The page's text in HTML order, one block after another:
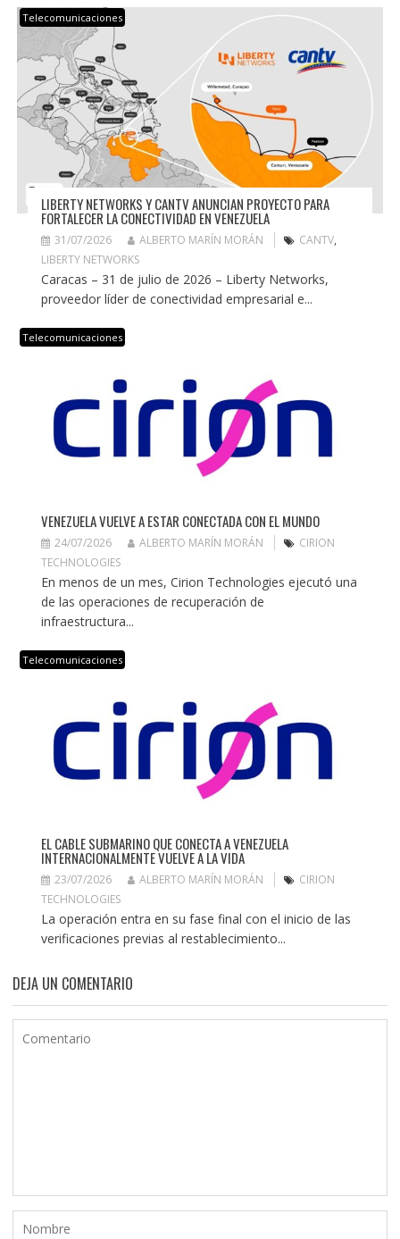
Telecomunicaciones
LIBERTY NETWORKS Y CANTV ANUNCIAN PROYECTO PARA
FORTALECER LA CONECTIVIDAD EN VENEZUELA
31/07/2026 ALBERTO MARÍN MORÁN CANTV,
LIBERTY NETWORKS
Caracas – 31 de julio de 2026 – Liberty Networks,
proveedor líder de conectividad empresarial e...
Telecomunicaciones
VENEZUELA VUELVE A ESTAR CONECTADA CON EL MUNDO
24/07/2026 ALBERTO MARÍN MORÁN
CIRION
TECHNOLOGIES
En menos de un mes, Cirion Technologies ejecutó una
de las operaciones de recuperación de
infraestructura...
Telecomunicaciones
EL CABLE SUBMARINO QUE CONECTA A VENEZUELA
INTERNACIONALMENTE VUELVE A LA VIDA
23/07/2026 ALBERTO MARÍN MORÁN
CIRION
TECHNOLOGIES
La operación entra en su fase final con el inicio de las
verificaciones previas al restablecimiento...
DEJA UN COMENTARIO